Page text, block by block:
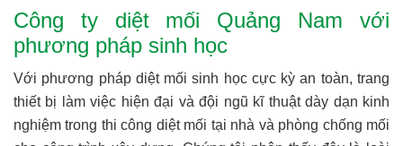
Công ty diệt mối Quảng Nam với
phương pháp sinh học
Với phương pháp diệt mối sinh học cực kỳ an toàn, trang
thiết bị làm việc hiện đại và đội ngũ kĩ thuật dày dạn kinh
nghiệm trong thi công diệt mối tại nhà và phòng chống mối